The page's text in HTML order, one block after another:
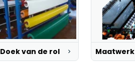
Doek van de rol Maatwerk